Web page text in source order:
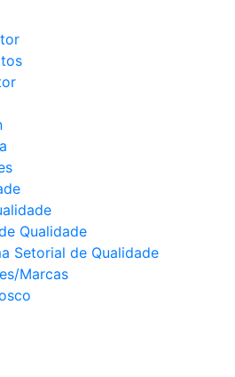
Qualidade
Setorial de Qualidade
Marcas